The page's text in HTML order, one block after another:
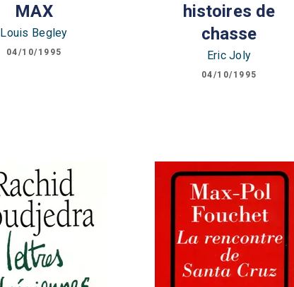
MAX
Louis Begley
04/10/1995
histoires de
chasse
Eric Joly
04/10/1995